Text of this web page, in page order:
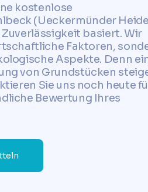
kostenlose
(Ueckermünder
basiert. Wir
Faktoren,
Aspekte. Denn
von Grundstücken
Sie uns noch heute
Bewertung Ihres